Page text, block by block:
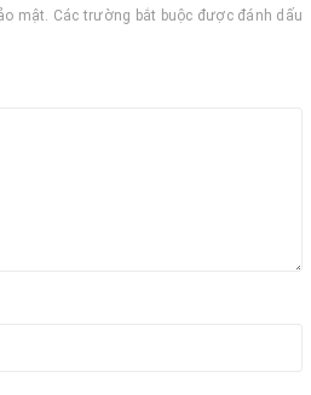
mật. Các trường bắt buộc được đánh dấu